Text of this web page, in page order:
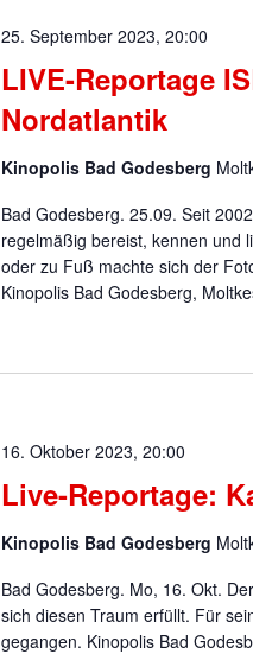
LIVE-Reportage
Nordatlantik
25. September 2023, 20:00
Kinopolis Bad Godesberg
Bad Godesberg. 25.09. Seit
regelmäßig bereist, kennen und
oder zu Fuß machte sich der
Kinopolis Bad Godesberg,
Live-Reportage:
16. Oktober 2023, 20:00
Kinopolis Bad Godesberg
Bad Godesberg. Mo, 16. Okt.
sich diesen Traum erfüllt. Für
gegangen. Kinopolis Bad